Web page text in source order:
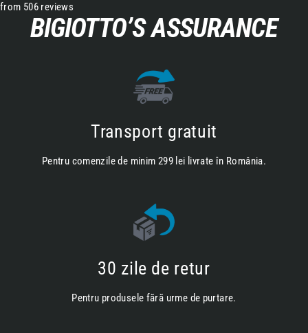
from 506 reviews
BIGIOTTO’S ASSURANCE
Transport gratuit
Pentru comenzile de minim 299 lei livrate în România.
30 zile de retur
Pentru produsele fără urme de purtare.